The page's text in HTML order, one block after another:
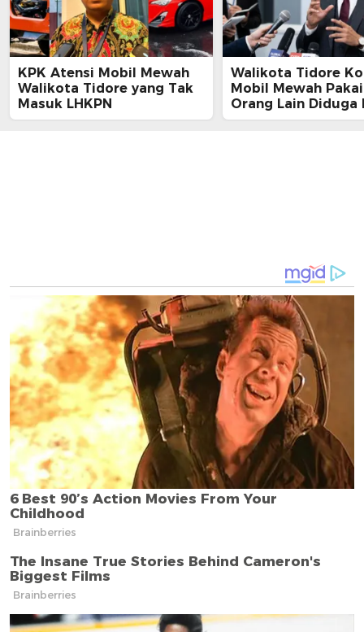
KPK Atensi Mobil Mewah
Walikota Tidore yang Tak
Masuk LHKPN
Walikota Tidore
Mobil Mewah
Orang Lain Diduga
LHKPN, LBH Ansor: